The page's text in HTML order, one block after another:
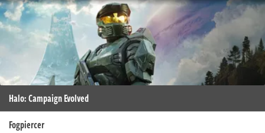
Halo: Campaign Evolved
Fogpiercer